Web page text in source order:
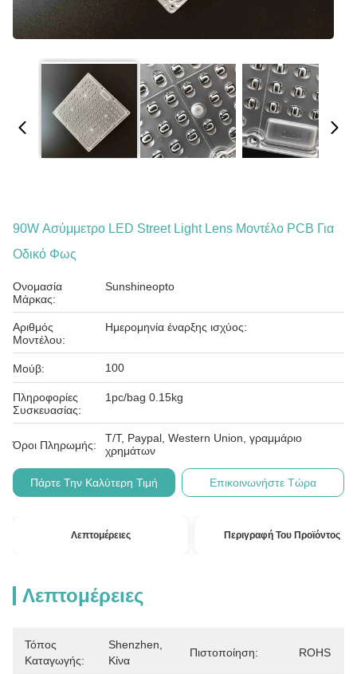
90W Ασύμμετρο LED Street Light Lens Μοντέλο PCB Για
Οδικό Φως
Ονομασία
Μάρκας:
Sunshineopto
Αριθμός
Μοντέλου:
Ημερομηνία έναρξης ισχύος:
Μούβ: 100
Πληροφορίες
Συσκευασίας:
1pc/bag 0.15kg
Όροι Πληρωμής:
T/T, Paypal, Western Union, γραμμάριο
χρημάτων
Πάρτε Την Καλύτερη Τιμή Επικοινωνήστε Τώρα
Λεπτομέρειες Περιγραφή Του Προϊόντος
Λεπτομέρειες
Τόπος
Καταγωγής:
Shenzhen,
Κίνα
Πιστοποίηση: ROHS